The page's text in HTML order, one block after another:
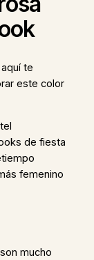
te
este color
de fiesta
femenino
mucho